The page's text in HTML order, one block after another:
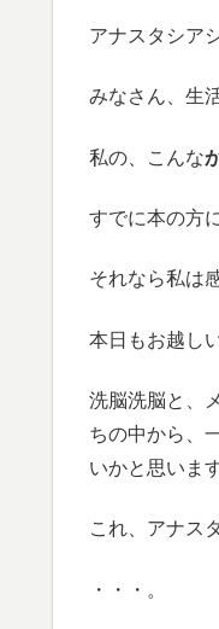
アナスタシア
みなさん、生
私の、こんな
すでに本の方
それなら私は
本日もお越し
洗脳洗脳と、
ちの中から、
いかと思います
これ、アナス
・・・。